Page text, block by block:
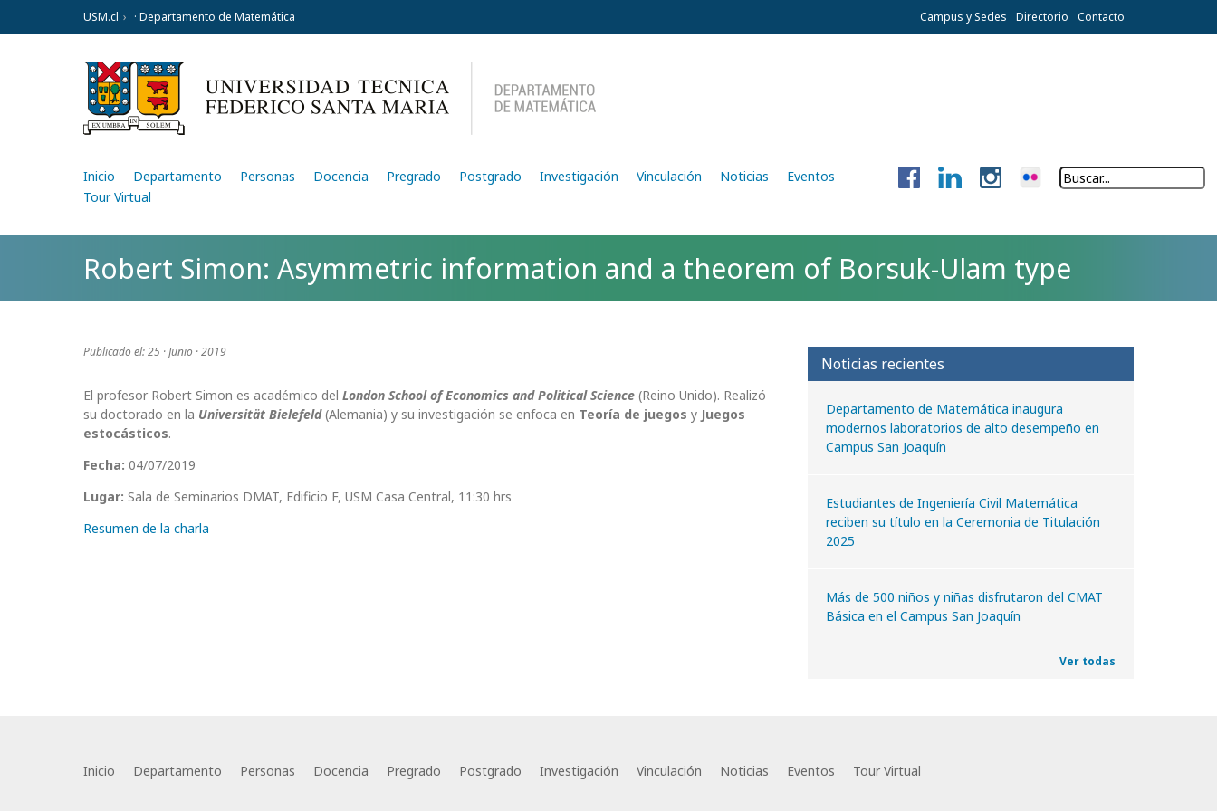
USM.cl · Departamento de Matemática Campus y Sedes Directorio Contacto
Inicio Departamento Personas Docencia Pregrado Postgrado Investigación Vinculación Noticias
Eventos
Tour Virtual
Robert Simon: Asymmetric information and a theorem of Borsuk-Ulam type
Publicado el: 25 · Junio · 2019
El profesor Robert Simon es académico del London School of Economics and Political Science (Reino Unido). Realizó
su doctorado en la Universität Bielefeld(Alemania) y su investigación se enfoca en Teoría de juegos y Juegos
estocásticos.
Fecha: 04/07/2019
Lugar: Sala de Seminarios DMAT, Edificio F, USM Casa Central, 11:30 hrs
Resumen de la charla
Noticias recientes
Departamento de Matemática inaugura
modernos laboratorios de alto desempeño en
Campus San Joaquín
Estudiantes de Ingeniería Civil Matemática
reciben su título en la Ceremonia de Titulación
2025
Más de 500 niños y niñas disfrutaron del CMAT
Básica en el Campus San Joaquín
Ver todas
Inicio Departamento Personas Docencia Pregrado Postgrado Investigación Vinculación Noticias Eventos Tour Virtual